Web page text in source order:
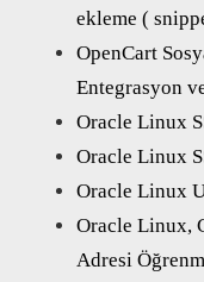
ekleme (
OpenCart
Entegrasyon
Oracle Linux
Oracle Linux
Oracle Linux
Oracle Linux,
Adresi